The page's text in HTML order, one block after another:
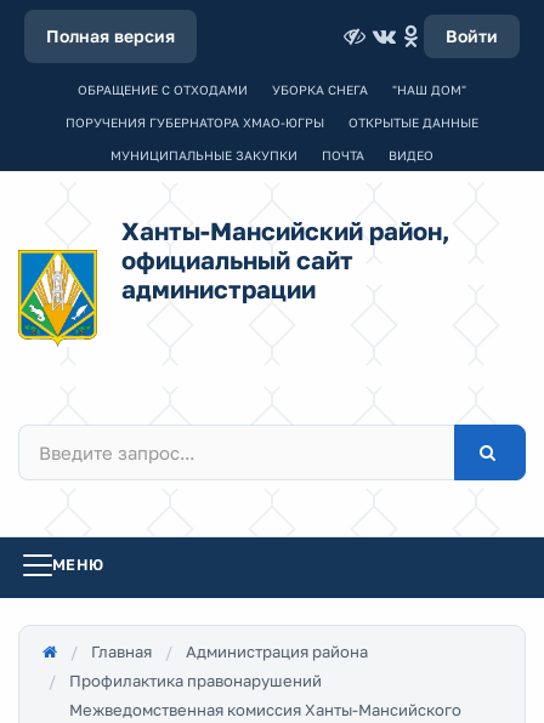
Полная версия Войти
ОБРАЩЕНИЕ С ОТХОДАМИ УБОРКА СНЕГА "НАШ ДОМ"
ПОРУЧЕНИЯ ГУБЕРНАТОРА ХМАО-ЮГРЫ ОТКРЫТЫЕ ДАННЫЕ
МУНИЦИПАЛЬНЫЕ ЗАКУПКИ ПОЧТА ВИДЕО
Ханты-Мансийский район,
официальный сайт
администрации
МЕНЮ
Главная
Администрация района
Профилактика правонарушений
Межведомственная комиссия Ханты-Мансийского